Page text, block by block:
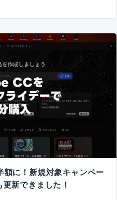
に！新規対象キャンペー
新できました！